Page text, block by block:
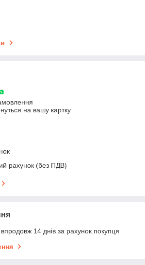
на вашу картку
рахунок (без ПДВ)
14 днів за рахунок покупця